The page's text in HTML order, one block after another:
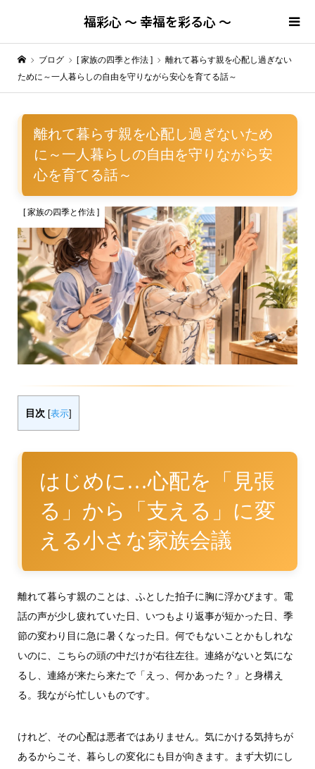
福彩心 ～ 幸福を彩る心 ～
ブログ [ 家族の四季と作法 ]
離れて暮らす親を心配し過ぎない
ために～一人暮らしの自由を守りながら安心を育てる話～
離れて暮らす親を心配し過ぎないため
に～一人暮らしの自由を守りながら安
心を育てる話～
[ 家族の四季と作法 ]
目次 [表示]
はじめに…心配を「見張
る」から「支える」に変
える小さな家族会議
離れて暮らす親のことは、ふとした拍子に胸に浮かびます。電
話の声が少し疲れていた日、いつもより返事が短かった日、季
節の変わり目に急に暑くなった日。何でもないことかもしれな
いのに、こちらの頭の中だけが右往左往。連絡がないと気にな
るし、連絡が来たら来たで「えっ、何かあった？」と身構え
る。我ながら忙しいものです。
けれど、その心配は悪者ではありません。気にかける気持ちが
あるからこそ、暮らしの変化にも目が向きます。まず大切にし